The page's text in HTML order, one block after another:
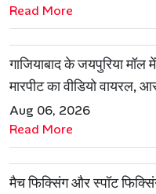
Read More
गाजियाबाद के जयपुरिया मॉल
मारपीट का वीडियो वायरल,
हिरासत में
Aug 06, 2026
Read More
मैच फिक्सिंग और स्पॉट